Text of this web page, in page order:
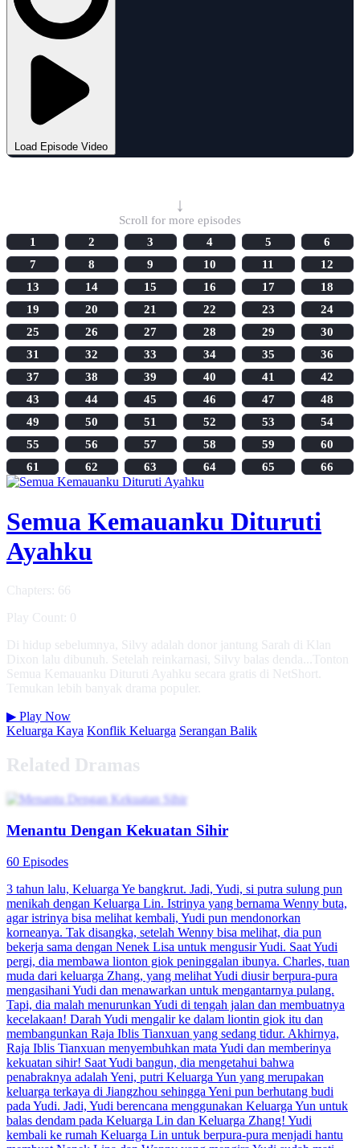
Load Episode Video
↓
Scroll for more episodes
1
2 3 4 5
6
7
8 9 10 11
12
13
14 15 16 17
18
19
20 21 22 23
24
25
26 27 28 29
30
31
32 33 34 35
36
37
38 39 40 41
42
43
44 45 46 47
48
49
50 51 52 53
54
55
56 57 58 59
60
61
62 63 64 65 66
Semua Kemauanku Dituruti
Ayahku
Chapters: 66
Play Count: 0
Di hidup sebelumnya, Silvy adalah donor jantung Sarah di Klan
Dixon lalu dibunuh. Setelah reinkarnasi, Silvy balas denda...Tonton
Semua Kemauanku Dituruti Ayahku secara gratis di NetShort.
Temukan lebih banyak drama populer.
▶ Play Now
Keluarga Kaya Konflik Keluarga Serangan Balik
Related Dramas